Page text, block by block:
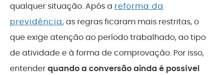
qualquer situação. Após a reforma da
previdência, as regras ficaram mais restritas, o
que exige atenção ao período trabalhado, ao tipo
de atividade e à forma de comprovação. Por isso,
entenderquando a conversão ainda é possível